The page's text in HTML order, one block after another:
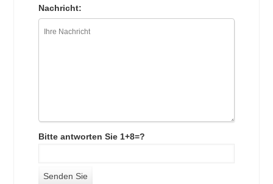
Nachricht:
Bitte antworten Sie 1+8=?